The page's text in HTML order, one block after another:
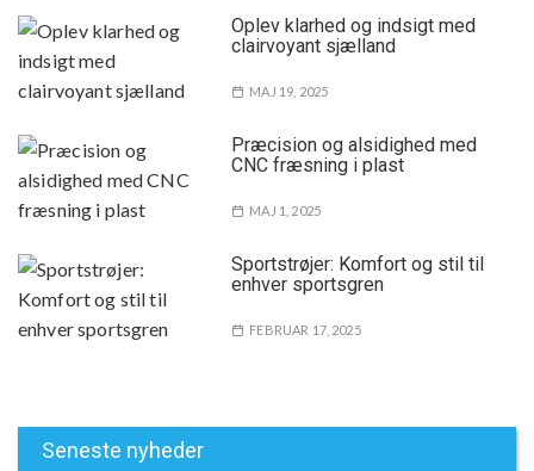
Oplev klarhed og indsigt med
clairvoyant sjælland
MAJ 19, 2025
Præcision og alsidighed med
CNC fræsning i plast
MAJ 1, 2025
Sportstrøjer: Komfort og stil til
enhver sportsgren
FEBRUAR 17, 2025
Seneste nyheder